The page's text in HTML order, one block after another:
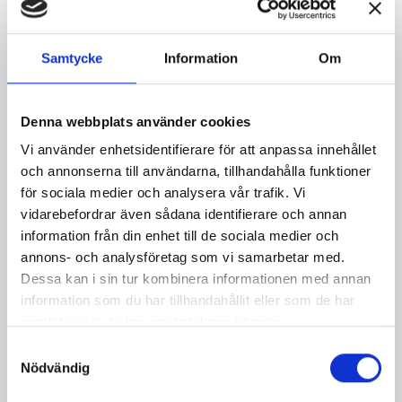
Samtycke Information Om
Denna webbplats använder cookies
Vi använder enhetsidentifierare för att anpassa innehållet
och annonserna till användarna, tillhandahålla funktioner
för sociala medier och analysera vår trafik. Vi
vidarebefordrar även sådana identifierare och annan
information från din enhet till de sociala medier och
annons- och analysföretag som vi samarbetar med.
Dessa kan i sin tur kombinera informationen med annan
information som du har tillhandahållit eller som de har
Nödvändig